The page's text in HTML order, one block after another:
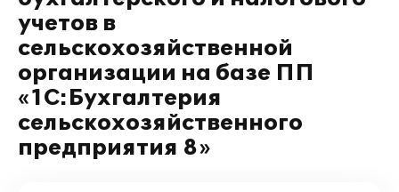
учетов в
сельскохозяйственной
организации на базе ПП
«1С:Бухгалтерия
сельскохозяйственного
предприятия 8»